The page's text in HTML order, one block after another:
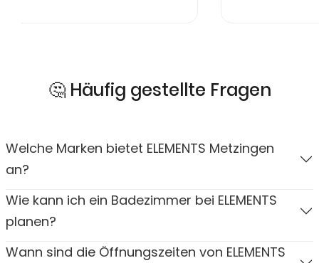
🤔 Häufig gestellte Fragen
Welche Marken bietet ELEMENTS Metzingen
an?
Wie kann ich ein Badezimmer bei ELEMENTS
planen?
Wann sind die Öffnungszeiten von ELEMENTS